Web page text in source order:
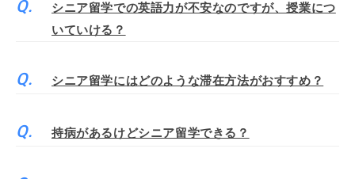
シニア留学での英語力が不安なのですが、授業につ
いていける？
シニア留学にはどのような滞在方法がおすすめ？
持病があるけどシニア留学できる？